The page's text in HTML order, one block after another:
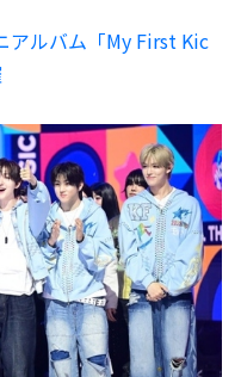
アルバム「My First Kic